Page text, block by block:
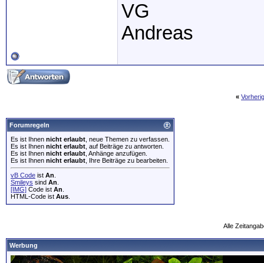
VG
Andreas
«
Forumregeln
Es ist Ihnen nicht erlaubt , neue Themen zu verfassen.
Es ist Ihnen nicht erlaubt , auf Beiträge zu antworten.
Es ist Ihnen nicht erlaubt , Anhänge anzufügen.
Es ist Ihnen nicht erlaubt , Ihre Beiträge zu bearbeiten.
vB Code ist An
Smileys sind An
[IMG] Code ist An
HTML-Code ist Aus
Alle
Werbung